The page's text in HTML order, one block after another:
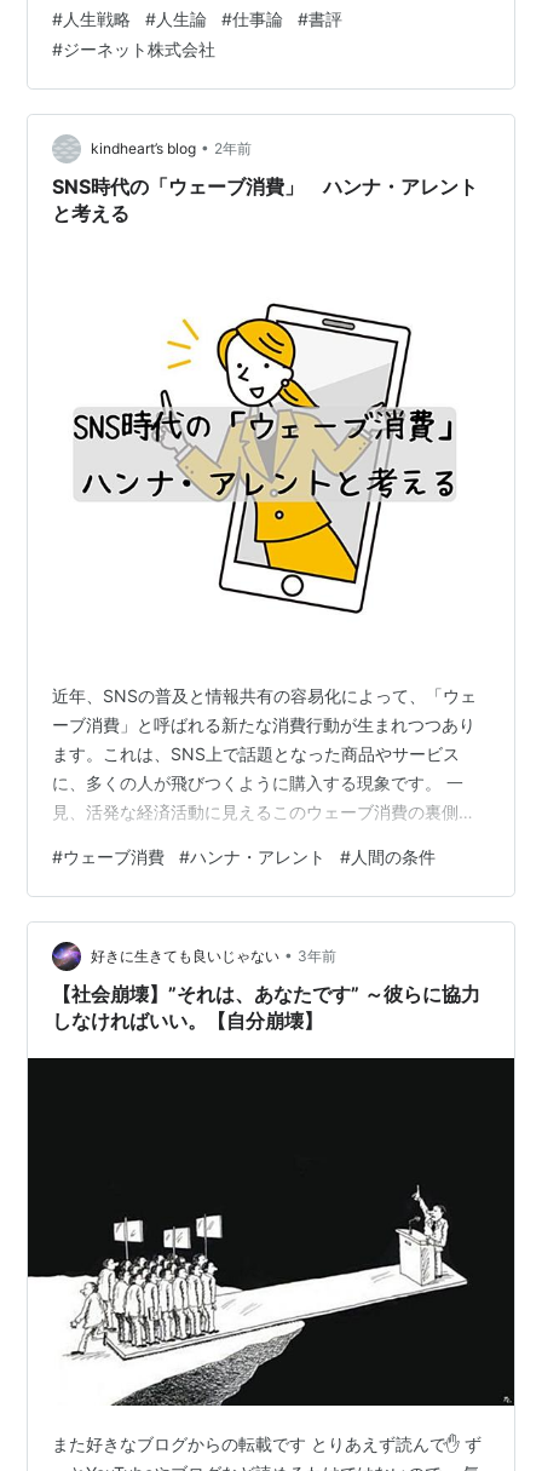
入ったくらいでしたけど さすがに周囲のメンバーのレベ
ルの高さに圧倒され オレは野球の道では先がない。 そん
なことを考えて 読書に勤しむようになったのですね。 20
代、30代は貪るように 様々なジャンルの本を読み漁りま
した。 …
#人生戦略 #人生論 #仕事論 #書評
#ジーネット株式会社
kindheart’s blog • 2年前
SNS時代の「ウェーブ消費」 ハンナ・アレント
と考える
近年、SNSの普及と情報共有の容易化によって、「ウェ
ーブ消費」と呼ばれる新たな消費行動が生まれつつあり
ます。これは、SNS上で話題となった商品やサービス
に、多くの人が飛びつくように購入する現象です。 一
見、活発な経済活動に見えるこのウェーブ消費の裏側に
ないでしょうか。 情報収集、自己表現、他者とのつなが
りという、本来SNSがもたらすはずだったポジティブな
側面は、時に「いいね」や「フォロワー数」という指標
にすり替えられ、自己実現や承認欲求、帰属意識までも
が経済活動として消費される世の中になってしまったの
です。 哲学者のハンナ・アレントが現代社会を…
#ウェーブ消費 #ハンナ・アレント #人間の条件
好きに生きても良いじゃない • 3年前
【社会崩壊】”それは、あなたです” ～彼らに協力
しなければいい。【自分崩壊】
また好きなブログからの転載です とりあえず読んで✋ ず